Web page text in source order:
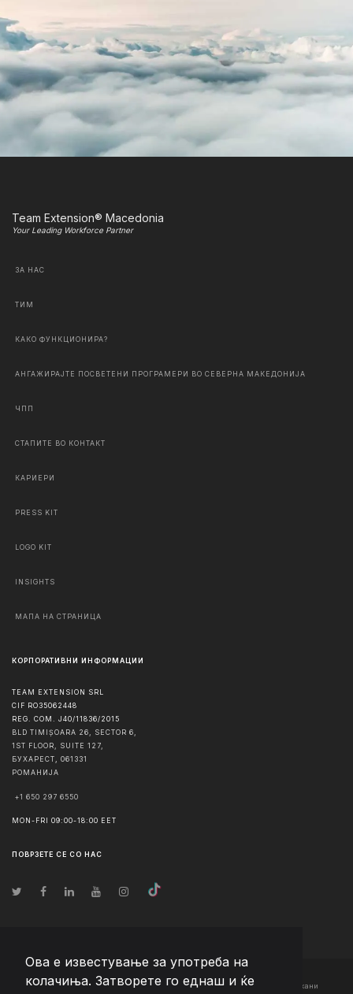
Ова е известување за употреба на
колачиња. Затворете го еднаш и ќе
Team Extension® Macedonia
Your Leading Workforce Partner
ЗА НАС
ТИМ
КАКО ФУНКЦИОНИРА?
АНГАЖИРАЈТЕ ПОСВЕТЕНИ ПРОГРАМЕРИ ВО СЕВЕРНА МАКЕДОНИЈА
ЧПП
СТАПИТЕ ВО КОНТАКТ
КАРИЕРИ
PRESS KIT
LOGO KIT
INSIGHTS
МАПА НА СТРАНИЦА
КОРПОРАТИВНИ ИНФОРМАЦИИ
TEAM EXTENSION SRL
CIF RO35062448
REG. COM. J40/11836/2015
BLD TIMIȘOARA 26, SECTOR 6,
1ST FLOOR, SUITE 127,
БУХАРЕСТ
061331
РОМАНИЈА
+1 650 297 6550
MON-FRI 09:00-18:00 EET
ПОВРЗЕТЕ СЕ СО НАС
© Авторско право2026 Team Extension Macedonia - Сите права задржани